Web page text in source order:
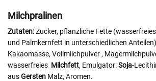
Milchpralinen
Zutaten:Zucker, pflanzliche Fette
und Palmkernfett in unterschiedlichen
Kakaomasse, Vollmilchpulver ,
wasserfreies Milchfett, Emulgator:Soja-
ausGersten Malz, Aromen.